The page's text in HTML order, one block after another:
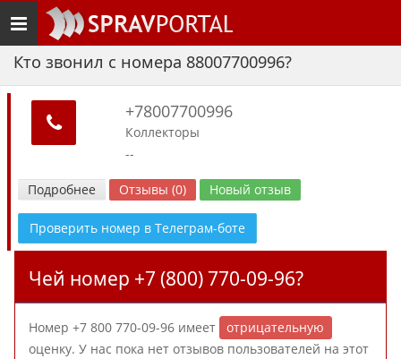
Toggle
navigation
Кто звонил с номера 88007700996?
+78007700996
Коллекторы
--
Подробнее Отзывы (0) Новый отзыв
Проверить номер в Телеграм-боте
Чей номер +7 (800) 770-09-96?
Номер +7 800 770-09-96 имеет
отрицательную
оценку. У нас пока нет отзывов пользователей на этот